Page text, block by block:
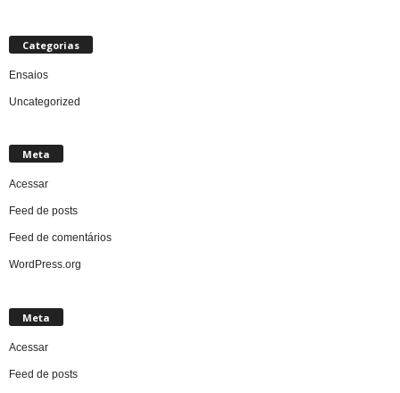
Categorias
Ensaios
Uncategorized
Meta
Acessar
Feed de posts
Feed de comentários
WordPress.org
Meta
Acessar
Feed de posts